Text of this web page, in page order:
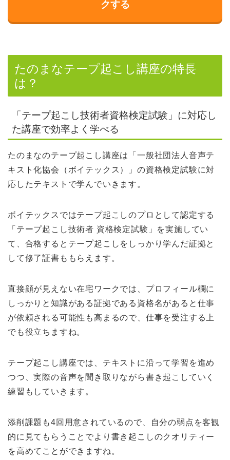
クする
たのまなテープ起こし講座の特長
は？
「テープ起こし技術者資格検定試験」に対応し
た講座で効率よく学べる
たのまなのテープ起こし講座は「一般社団法人音声テ
キスト化協会（ボイテックス）」の資格検定試験に対
応したテキストで学んでいきます。
ボイテックスではテープ起こしのプロとして認定する
「テープ起こし技術者 資格検定試験」を実施してい
て、合格するとテープ起こしをしっかり学んだ証拠と
して修了証書ももらえます。
直接顔が見えない在宅ワークでは、プロフィール欄に
しっかりと知識がある証拠である資格名があると仕事
が依頼される可能性も高まるので、仕事を受注する上
でも役立ちますね。
テープ起こし講座では、テキストに沿って学習を進め
つつ、実際の音声を聞き取りながら書き起こしていく
練習もしていきます。
添削課題も4回用意されているので、自分の弱点を客観
的に見てもらうことでより書き起こしのクオリティー
を高めてことができますね。